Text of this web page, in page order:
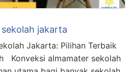
jakarta
Jakarta: Pilihan Terbaik
Konveksi almamater sekolah